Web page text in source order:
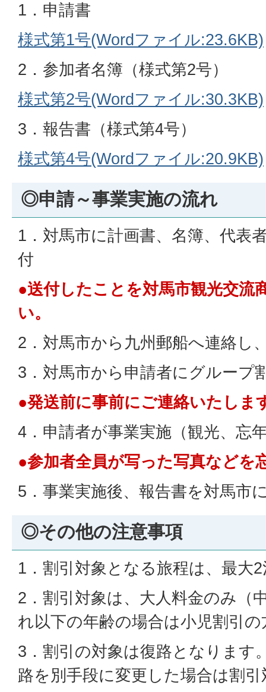
1．申請書
様式第1号(Wordファイル:23.6KB)
2．参加者名簿（様式第2号）
様式第2号(Wordファイル:30.3KB)
3．報告書（様式第4号）
様式第4号(Wordファイル:20.9KB)
◎申請～事業実施の流れ
1．対馬市に計画書、名簿、代表
付
●送付したことを対馬市観光交流
い。
2．対馬市から九州郵船へ連絡し
3．対馬市から申請者にグループ
●発送前に事前にご連絡いたしま
4．申請者が事業実施（観光、忘
●参加者全員が写った写真などを
5．事業実施後、報告書を対馬市
◎その他の注意事項
1．割引対象となる旅程は、最大
2．割引対象は、大人料金のみ（
れ以下の年齢の場合は小児割引
3．割引の対象は復路となります
路を別手段に変更した場合は割